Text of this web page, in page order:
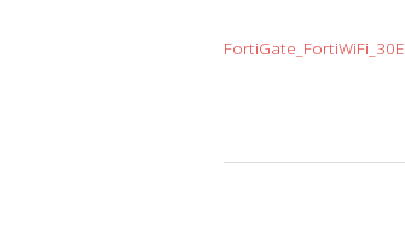
FortiGate_FortiWiFi_30E